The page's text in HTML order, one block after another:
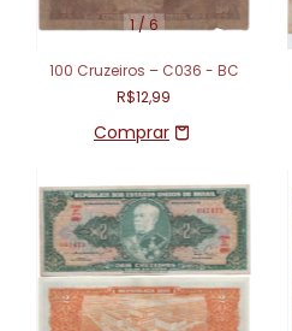
1/6
100 Cruzeiros – C036 - BC
R$12,99